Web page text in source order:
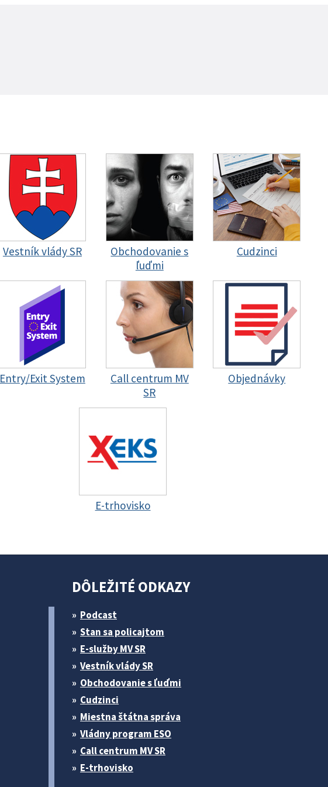
Vestník vlády SR
Obchodovanie s
ľuďmi
Cudzinci
Entry/Exit System
Call centrum MV
SR
Objednávky
E-trhovisko
DÔLEŽITÉ ODKAZY
Podcast
Stan sa policajtom
E-služby MV SR
Vestník vlády SR
Obchodovanie s ľuďmi
Cudzinci
Miestna štátna správa
Vládny program ESO
Call centrum MV SR
E-trhovisko